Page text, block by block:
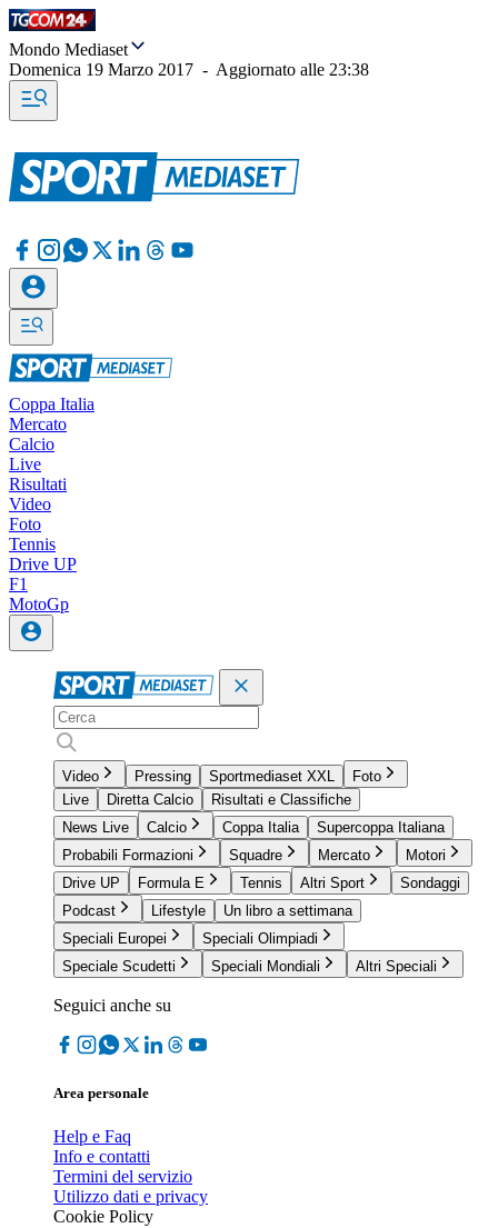
Mondo Mediaset
Domenica 19 Marzo 2017 - Aggiornato alle 23:38
Coppa Italia
Mercato
Calcio
Live
Risultati
Video
Foto
Tennis
Drive UP
F1
MotoGp
Video Pressing Sportmediaset XXL
Foto
Live
Diretta Calcio
Risultati e Classifiche
News Live
Calcio Coppa Italia
Supercoppa Italiana
Probabili Formazioni
Squadre Mercato
Motori
Drive UP
Formula E Tennis Altri Sport
Sondaggi
Podcast
Lifestyle
Un libro a settimana
Speciali Europei
Speciali Olimpiadi
Speciale Scudetti
Speciali Mondiali Altri Speciali
Seguici anche su
Area personale
Help e Faq
Info e contatti
Termini del servizio
Utilizzo dati e privacy
Cookie Policy